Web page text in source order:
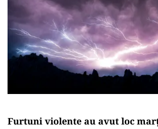
Furtuni violente au avut loc